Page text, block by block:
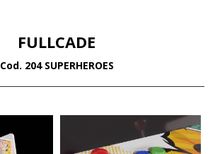
FULLCADE
Cod. 204 SUPERHEROES